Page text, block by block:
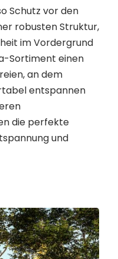
Schutz vor den
robusten Struktur,
im Vordergrund
Sortiment einen
an dem
entspannen
die perfekte
und